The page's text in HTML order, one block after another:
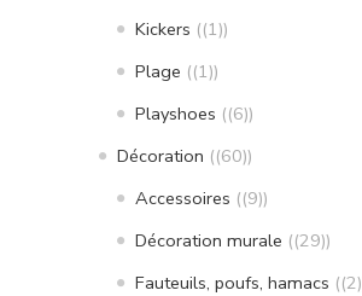
Kickers (1)
Plage (1)
Playshoes (6)
Décoration (60)
Accessoires (9)
Décoration murale (29)
Fauteuils, poufs, hamacs (2)